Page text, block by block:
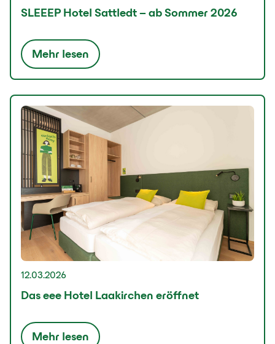
SLEEEP Hotel Sattledt – ab Sommer 2026
Mehr lesen
12.03.2026
Das eee Hotel Laakirchen eröffnet
Mehr lesen